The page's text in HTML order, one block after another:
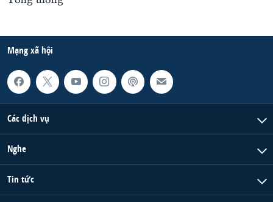
Mạng xã hội
Các dịch vụ
Nghe
Tin tức